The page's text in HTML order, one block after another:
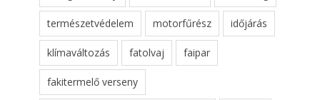
természetvédelem motorfűrész időjárás
klímaváltozás fatolvaj faipar
fakitermelő verseny